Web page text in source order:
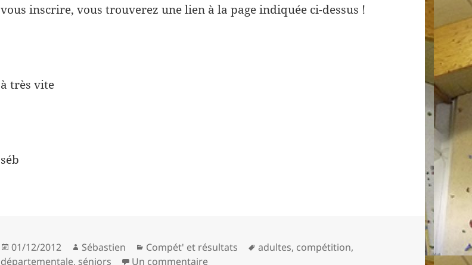
vous inscrire, vous trouverez une lien à la page indiquée ci-dessus !
à très vite
séb
Publié
le
01/12/2012 Auteur
Sébastien Catégories
Compét' et résultats
Mots-
adultes, compétition,
départementale, séniors Un commentairesur Compétition Départementale Séniors